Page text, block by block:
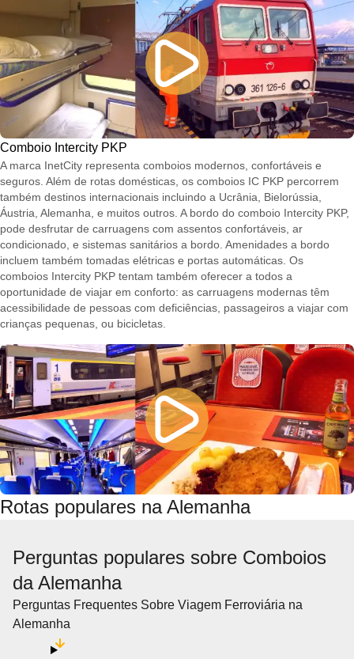
Comboio Intercity PKP
A marca InetCity representa comboios modernos, confortáveis e
seguros. Além de rotas domésticas, os comboios IC PKP percorrem
também destinos internacionais incluindo a Ucrânia, Bielorússia,
Áustria, Alemanha, e muitos outros. A bordo do comboio Intercity PKP,
pode desfrutar de carruagens com assentos confortáveis, ar
condicionado, e sistemas sanitários a bordo. Amenidades a bordo
incluem também tomadas elétricas e portas automáticas. Os
comboios Intercity PKP tentam também oferecer a todos a
oportunidade de viajar em conforto: as carruagens modernas têm
acessibilidade de pessoas com deficiências, passageiros a viajar com
crianças pequenas, ou bicicletas.
Rotas populares na Alemanha
Perguntas populares sobre Comboios
da Alemanha
Perguntas Frequentes Sobre Viagem Ferroviária na
Alemanha